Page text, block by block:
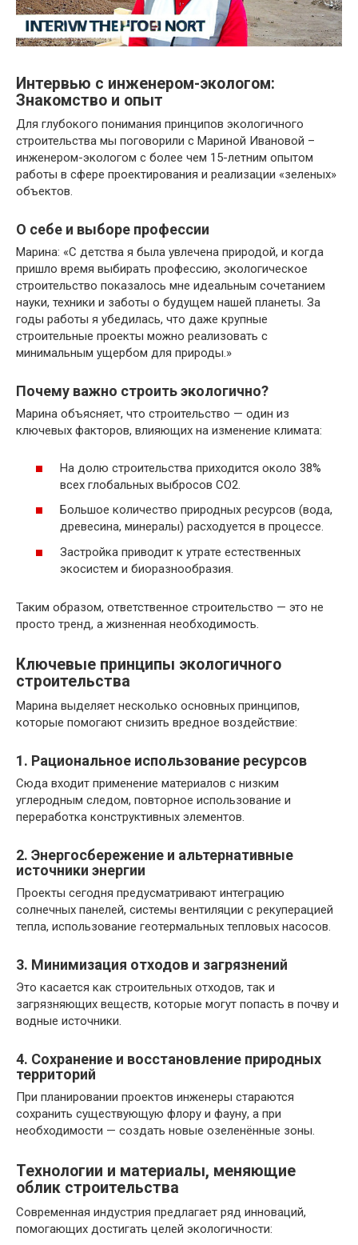
Интервью с инженером-экологом:
Знакомство и опыт
Для глубокого понимания принципов экологичного
строительства мы поговорили с Мариной Ивановой –
инженером-экологом с более чем 15-летним опытом
работы в сфере проектирования и реализации «зеленых»
объектов.
О себе и выборе профессии
Марина: «С детства я была увлечена природой, и когда
пришло время выбирать профессию, экологическое
строительство показалось мне идеальным сочетанием
науки, техники и заботы о будущем нашей планеты. За
годы работы я убедилась, что даже крупные
строительные проекты можно реализовать с
минимальным ущербом для природы.»
Почему важно строить экологично?
Марина объясняет, что строительство — один из
ключевых факторов, влияющих на изменение климата:
На долю строительства приходится около 38%
всех глобальных выбросов CO2.
Большое количество природных ресурсов (вода,
древесина, минералы) расходуется в процессе.
Застройка приводит к утрате естественных
экосистем и биоразнообразия.
Таким образом, ответственное строительство — это не
просто тренд, а жизненная необходимость.
Ключевые принципы экологичного
строительства
Марина выделяет несколько основных принципов,
которые помогают снизить вредное воздействие:
1. Рациональное использование ресурсов
Сюда входит применение материалов с низким
углеродным следом, повторное использование и
переработка конструктивных элементов.
2. Энергосбережение и альтернативные
источники энергии
Проекты сегодня предусматривают интеграцию
солнечных панелей, системы вентиляции с рекуперацией
тепла, использование геотермальных тепловых насосов.
3. Минимизация отходов и загрязнений
Это касается как строительных отходов, так и
загрязняющих веществ, которые могут попасть в почву и
водные источники.
4. Сохранение и восстановление природных
территорий
При планировании проектов инженеры стараются
сохранить существующую флору и фауну, а при
необходимости — создать новые озеленённые зоны.
Технологии и материалы, меняющие
облик строительства
Современная индустрия предлагает ряд инноваций,
помогающих достигать целей экологичности: